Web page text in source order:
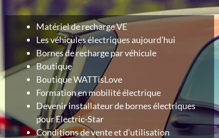
Matériel de recharge VE
Les véhicules électriques aujourd’hui
Bornes de recharge par véhicule
Boutique
Boutique WATTisLove
Formation en mobilité électrique
Devenir installateur de bornes électriques
pour Electric-Star
Conditions de vente et d’utilisation